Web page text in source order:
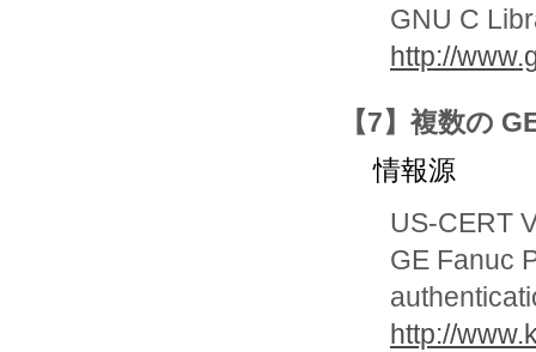
GNU C
http://
【7】複数の
情報源
US-CERT
GE Fanuc
http://